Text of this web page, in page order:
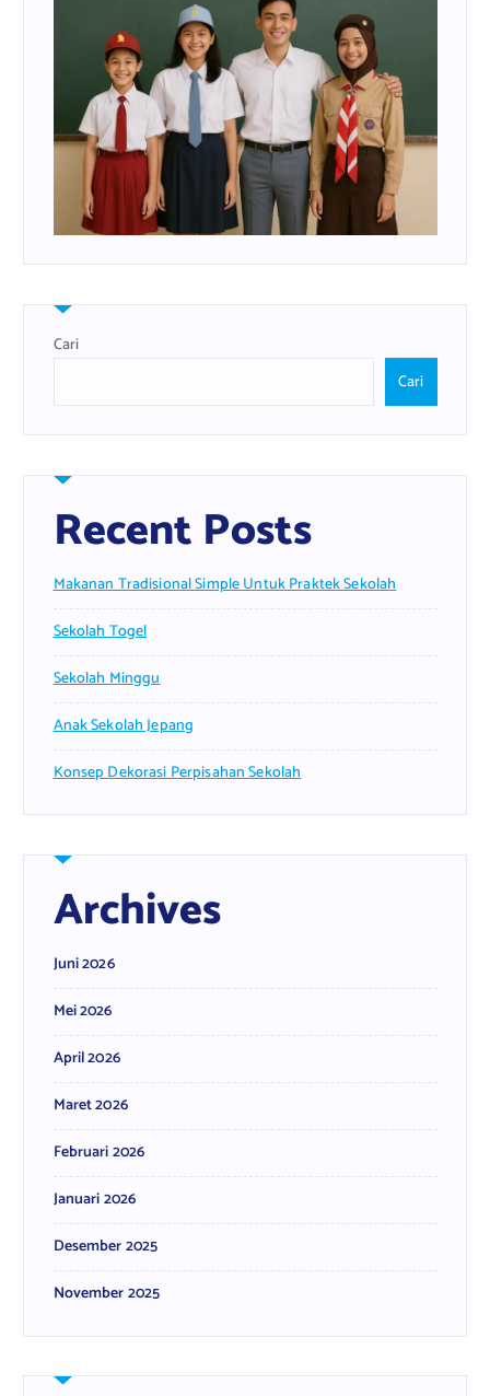
Cari
Cari
Recent Posts
Makanan Tradisional Simple Untuk Praktek Sekolah
Sekolah Togel
Sekolah Minggu
Anak Sekolah Jepang
Konsep Dekorasi Perpisahan Sekolah
Archives
Juni 2026
Mei 2026
April 2026
Maret 2026
Februari 2026
Januari 2026
Desember 2025
November 2025